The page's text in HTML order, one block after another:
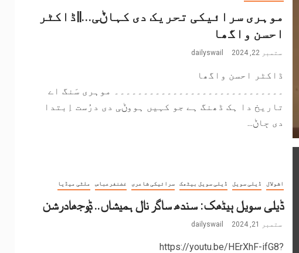
موہری سرائیکی تحریک دی کہاݨی…||ڈاکٹر
احسن واگھا
ستمبر 22, 2024 dailyswail
ڈاکٹر احسن واگھا
۔۔۔۔۔۔۔۔۔۔۔۔۔۔۔۔۔۔۔۔۔۔۔۔۔۔۔۔۔ موہری سَنگ اے
تاریخ دا ہک ڈھنگ ہے جو کہیں ہووݨی دی درُست اِبتدا
دی ڄاݨ...
اشولال ڈیلی سویل ڈیلی سویل بیٹھک سرائیکی شاعری غضنفرعباس ملٹی میڈیا
ڈیلی سویل ٻیٹھک: سندھ ساگر نال ہمیشاں.. ݙوجھادرشن
ستمبر 21, 2024 dailyswail
https://youtu.be/HErXhF-ifG8?